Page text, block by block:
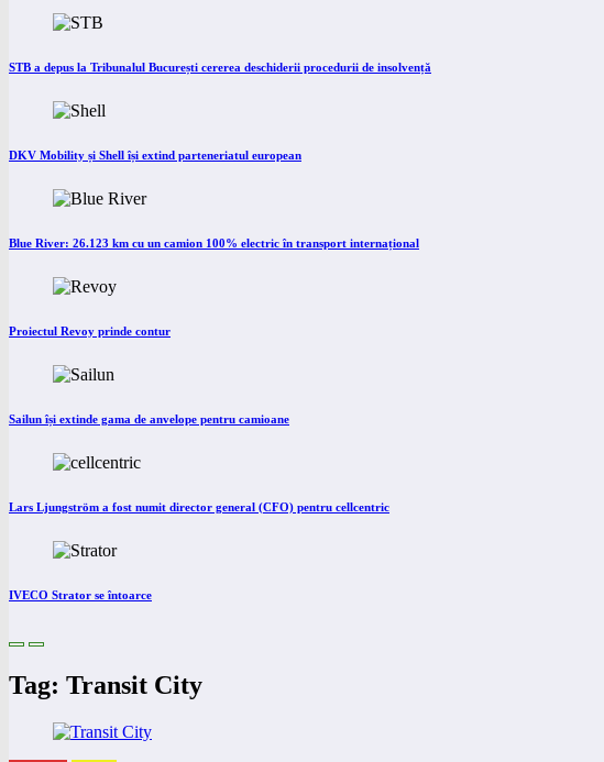
STB a depus la Tribunalul București cererea deschiderii procedurii de insolvență
DKV Mobility și Shell își extind parteneriatul european
Blue River: 26.123 km cu un camion 100% electric în transport internațional
Proiectul Revoy prinde contur
Sailun își extinde gama de anvelope pentru camioane
Lars Ljungström a fost numit director general (CFO) pentru cellcentric
IVECO Strator se întoarce
Tag: Transit City